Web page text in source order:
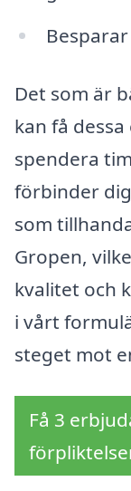
Det som är
kan få
spendera
förbinder
som
Gropen,
kvalitet och
i vårt
steget mot
Få 3